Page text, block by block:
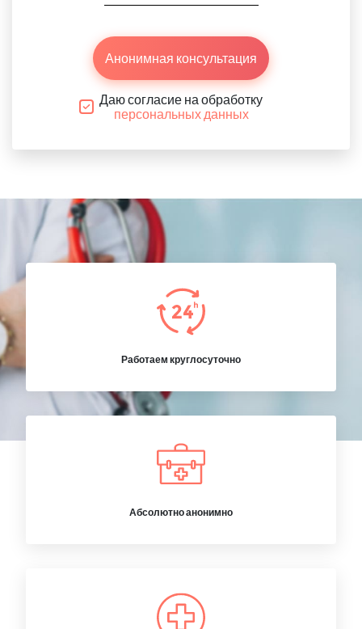
Анонимная консультация
Даю согласие на обработку
персональных данных
Работаем круглосуточно
Абсолютно анонимно